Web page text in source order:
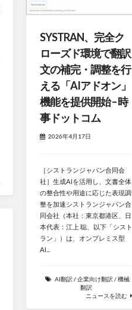
SYSTRAN、完全ク
ローズド環境で翻訳
文の補完・調整を行
える「AIアドオン」
機能を提供開始 – 時
事ドットコム
2026年4月17日
［シストランジャパン合同会
社］生成AIを活用し、文書全体
の整合性や用途に応じた表現調
整を加速シストランジャパン合
同会社（本社：東京都港区、日
本代表：江上 聡、以下「シスト
ラン」）は、オンプレミス型
AI...
AI翻訳 /企業向け翻訳 /機械
翻訳
ニュースを読む